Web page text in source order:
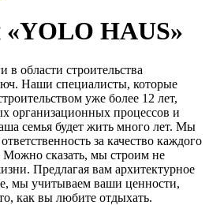
HAUS»
области строительства
Наши специалисты, которые
уже более 12 лет,
организационных процессов и
семья будет жить много лет. Мы
за качество каждого
сказать, мы строим не
Предлагая вам архитектурное
мы учитываем ваши ценности,
как вы любите отдыхать.